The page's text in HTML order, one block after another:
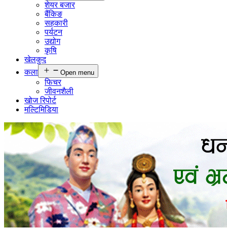
शेयर बजार
बैंकिङ
सहकारी
पर्यटन
उद्योग
कृषि
खेलकुद
कला
Open menu
फिचर
जीवनशैली
खोज रिपोर्ट
मल्टिमिडिया